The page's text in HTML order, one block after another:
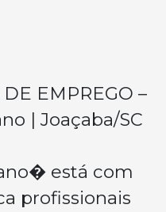
EMPREGO –
| Joaçaba/SC
está com
profissionais